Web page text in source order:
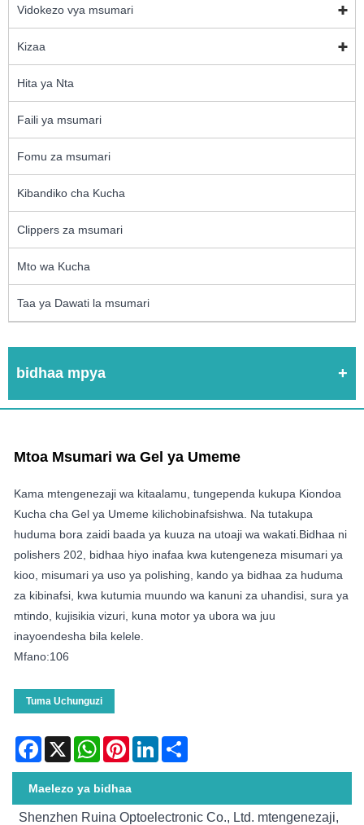
Vidokezo vya msumari
Kizaa
Hita ya Nta
Faili ya msumari
Fomu za msumari
Kibandiko cha Kucha
Clippers za msumari
Mto wa Kucha
Taa ya Dawati la msumari
bidhaa mpya
Mtoa Msumari wa Gel ya Umeme
Kama mtengenezaji wa kitaalamu, tungependa kukupa Kiondoa
Kucha cha Gel ya Umeme kilichobinafsishwa. Na tutakupa
huduma bora zaidi baada ya kuuza na utoaji wa wakati.Bidhaa ni
polishers 202, bidhaa hiyo inafaa kwa kutengeneza misumari ya
kioo, misumari ya uso ya polishing, kando ya bidhaa za huduma
za kibinafsi, kwa kutumia muundo wa kanuni za uhandisi, sura ya
mtindo, kujisikia vizuri, kuna motor ya ubora wa juu
inayoendesha bila kelele.
Mfano:106
Tuma Uchunguzi
Facebook
X WhatsAppPinterestLinkedIn
Maelezo ya bidhaa
Shenzhen Ruina Optoelectronic Co., Ltd. mtengenezaji,